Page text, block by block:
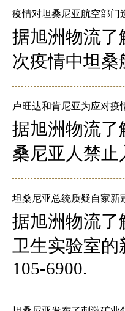
疫情对坦桑尼亚航空部门
据旭洲物流
次疫情中坦
卢旺达和肯尼亚为应对疫
据旭洲物流
桑尼亚人禁止
坦桑尼亚总统质疑自家新
据旭洲物流了
卫生实验室
105-6900.